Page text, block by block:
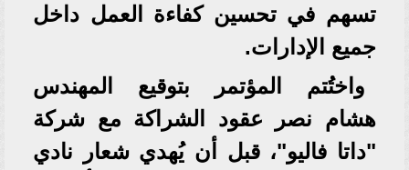
تسهم في تحسين كفاءة العمل داخل
جميع الإدارات.
واختُتم المؤتمر بتوقيع المهندس
هشام نصر عقود الشراكة مع شركة
"داتا فاليو"، قبل أن يُهدي شعار نادي